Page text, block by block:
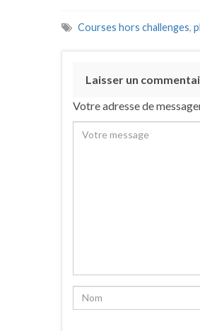
Courses hors challenges,
Laisser un
Votre adresse de